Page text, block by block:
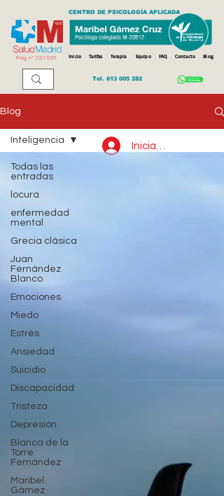
Reg. nº CS11031
CENTRO DE PSICOLOGÍA APLICADA
Inicio Tarifas Terapia Equipo FAQ Contacto Blog
Tel. 613 005 282
Blog
Todas las
entradas
locura
enfermedad
mental
Grecia clásica
Juan
Fernández
Blanco
Emociones
Miedo
Estrés
Ansiedad
Suicidio
Discapacidad
Tristeza
Depresión
Blanca de la
Torre
Fernández
Maribel
Gámez
Inteligencia
Iniciar sesión